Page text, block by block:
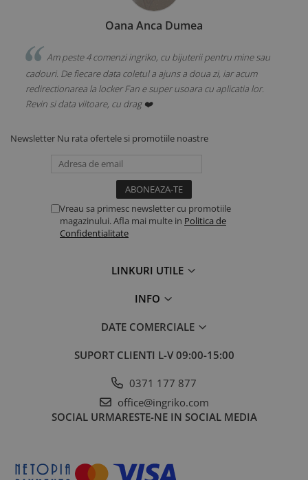
Oana Anca Dumea
Am peste 4 comenzi ingriko, cu bijuterii pentru mine sau
cadouri. De fiecare data coletul a ajuns a doua zi, iar acum
redirectionarea la locker Fan e super usoara cu aplicatia lor.
Revin si data viitoare, cu drag ❤️
Newsletter Nu rata ofertele si promotiile noastre
Vreau sa primesc newsletter cu promotiile
magazinului. Afla mai multe in Politica de
Confidentialitate
LINKURI UTILE
INFO
DATE COMERCIALE
SUPORT CLIENTI L-V 09:00-15:00
0371 177 877
office@ingriko.com
SOCIAL URMARESTE-NE IN SOCIAL MEDIA